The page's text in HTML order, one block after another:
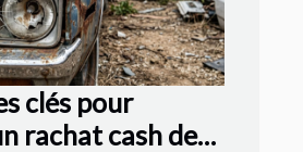
clés pour
rachat cash de